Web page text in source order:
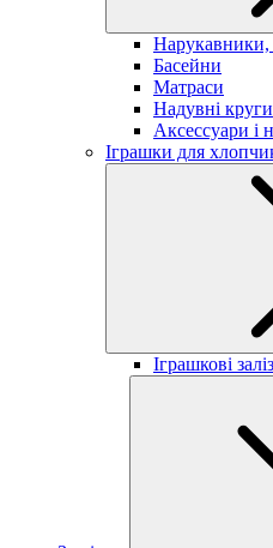
Нарукавники,
Басейни
Матраси
Надувні круги
Аксессуари і
Іграшки для
Іграшкові